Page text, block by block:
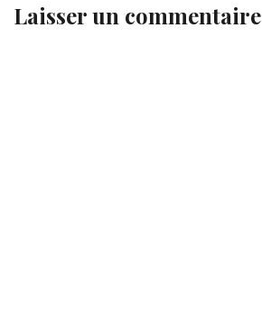
Laisser un commentaire